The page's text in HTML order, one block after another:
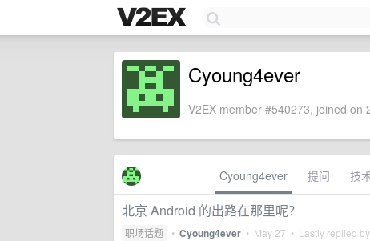
Cyoung4ever
V2EX member #540273, joined on
Cyoung4ever 提问 技
北京 Android 的出路在那里呢？
职场话题 • Cyoung4ever • May 27 • Lastly replied by